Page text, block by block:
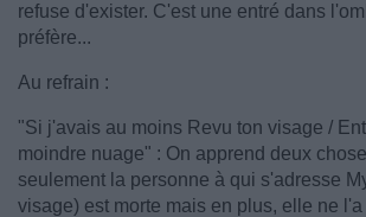
refuse d'exister. C'est une entré dans
préfère...
Au refrain :
"Si j'avais au moins Revu ton visage /
moindre nuage" : On apprend deux
seulement la personne à qui s'adresse
visage) est morte mais en plus, elle ne